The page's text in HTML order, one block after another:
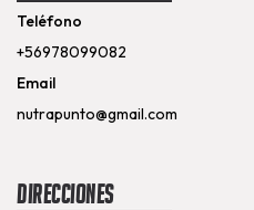
Teléfono
+56978099082
Email
nutrapunto@gmail.com
Direcciones